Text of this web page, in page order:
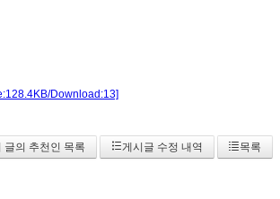
Download:13]
글의 추천인 목록 게시글 수정 내역 목록